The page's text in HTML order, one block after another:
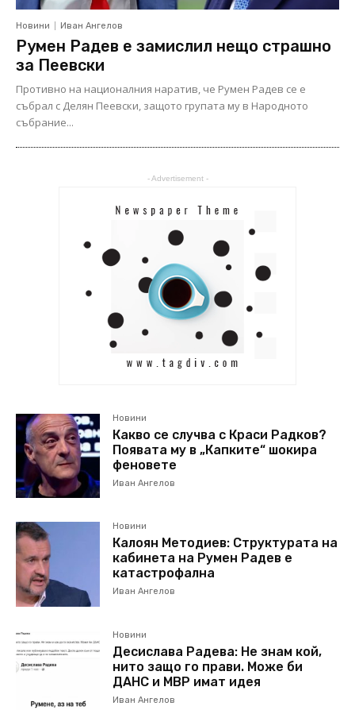
Новини Иван Ангелов
Румен Радев е замислил нещо страшно
за Пеевски
Противно на националния наратив, че Румен Радев се е
събрал с Делян Пеевски, защото групата му в Народното
събрание...
- Advertisement -
Новини
Какво се случва с Краси Радков?
Появата му в „Капките“ шокира
феновете
Иван Ангелов
Новини
Калоян Методиев: Структурата на
кабинета на Румен Радев е
катастрофална
Иван Ангелов
Новини
Десислава Радева: Не знам кой,
нито защо го прави. Може би
ДАНС и МВР имат идея
Иван Ангелов